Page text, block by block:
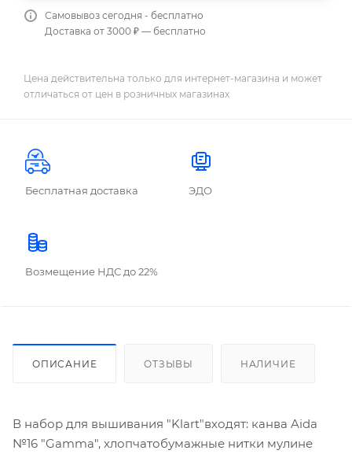
Самовывоз сегодня - бесплатно
Доставка от 3000 ₽ — бесплатно
Цена действительна только для интернет-магазина и может
отличаться от цен в розничных магазинах
Бесплатная доставка ЭДО
Возмещение НДС до 22%
ОПИСАНИЕ ОТЗЫВЫ НАЛИЧИЕ
В набор для вышивания "Klart"входят: канва Aida
№16 "Gamma", хлопчатобумажные нитки мулине